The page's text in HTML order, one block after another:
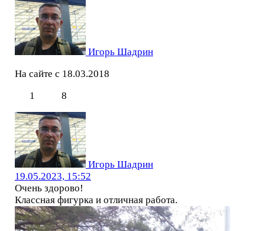
Игорь Шадрин
На сайте с 18.03.2018
1
8
Игорь Шадрин
19.05.2023, 15:52
Очень здорово!
Классная фигурка и отличная работа.